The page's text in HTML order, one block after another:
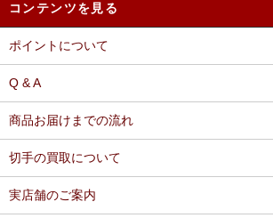
コンテンツを見る
ポイントについて
Q & A
商品お届けまでの流れ
切手の買取について
実店舗のご案内